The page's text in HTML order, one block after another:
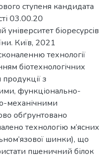
ступеня кандидата
03.00.20
університет біоресурсів
Київ, 2021
технології
біотехнологічних
з
функціонально-
механічними
обґрунтовано
технологію м’ясних
шинки), що
пшеничний білок